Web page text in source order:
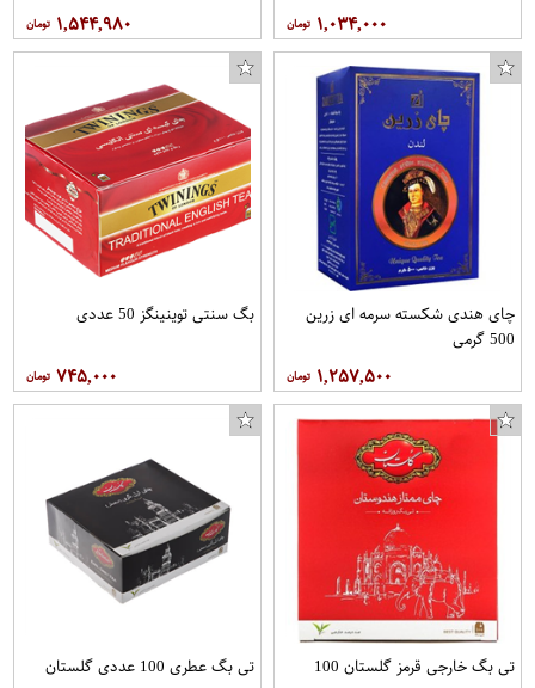
۱,۰۳۴,۰۰۰ ۱,۵۴۴,۹۸۰
چای هندی شکسته سرمه ای زرین
500 گرمی
۱,۲۵۷,۵۰۰
بگ سنتی توینینگز 50 عددی
۷۴۵,۰۰۰
تی بگ خارجی قرمز گلستان 100
تی بگ عطری 100 عددی گلستان